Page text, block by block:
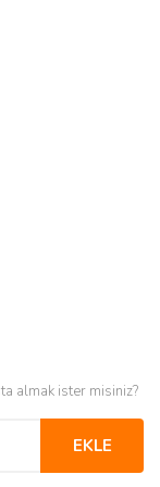
almak ister misiniz?
EKLE